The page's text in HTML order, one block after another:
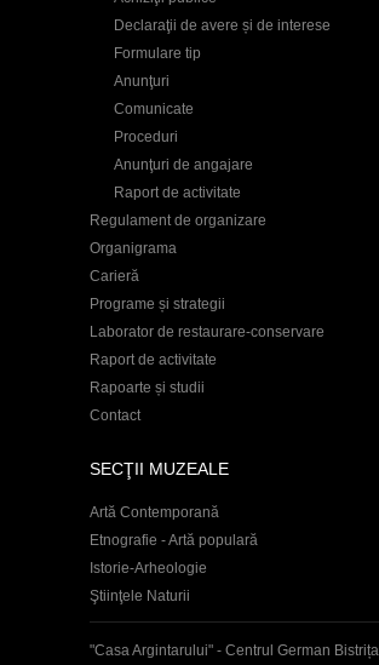
Declaraţii de avere și de interese
Formulare tip
Anunţuri
Comunicate
Proceduri
Anunţuri de angajare
Raport de activitate
Regulament de organizare
Organigrama
Carieră
Programe și strategii
Laborator de restaurare-conservare
Raport de activitate
Rapoarte și studii
Contact
SECŢII MUZEALE
Artă Contemporană
Etnografie - Artă populară
Istorie-Arheologie
Ştiinţele Naturii
"Casa Argintarului" - Centrul German Bistrița